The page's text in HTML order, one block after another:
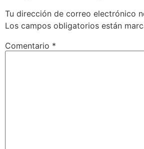
Tu dirección de correo electrónico
Los campos obligatorios están
Comentario *